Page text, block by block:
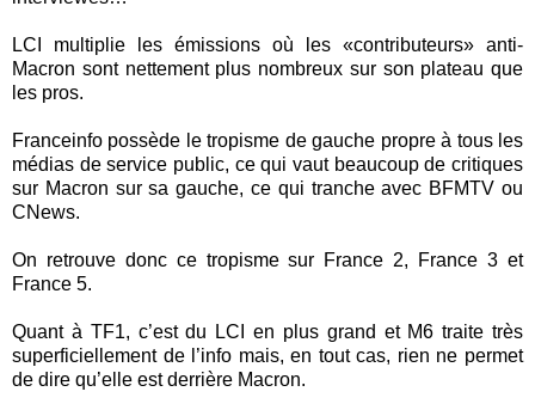
LCI multiplie les émissions où les «contributeurs» anti-
Macron sont nettement plus nombreux sur son plateau que
les pros.
Franceinfo possède le tropisme de gauche propre à tous les
médias de service public, ce qui vaut beaucoup de critiques
sur Macron sur sa gauche, ce qui tranche avec BFMTV ou
CNews.
On retrouve donc ce tropisme sur France 2, France 3 et
France 5.
Quant à TF1, c’est du LCI en plus grand et M6 traite très
superficiellement de l’info mais, en tout cas, rien ne permet
de dire qu’elle est derrière Macron.